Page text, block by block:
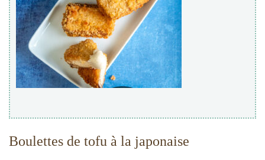
Boulettes de tofu à la japonaise